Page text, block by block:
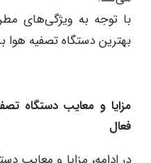
با توجه به ویژگی‌های
بهترین دستگاه تصفیه هوا
فعال